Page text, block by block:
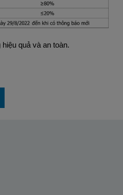
quả và an toàn.